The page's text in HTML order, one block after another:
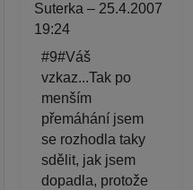
Suterka – 25.4.2007
19:24
#9#Váš
vzkaz...Tak po
menším
přemáhání jsem
se rozhodla taky
sdělit, jak jsem
dopadla, protože